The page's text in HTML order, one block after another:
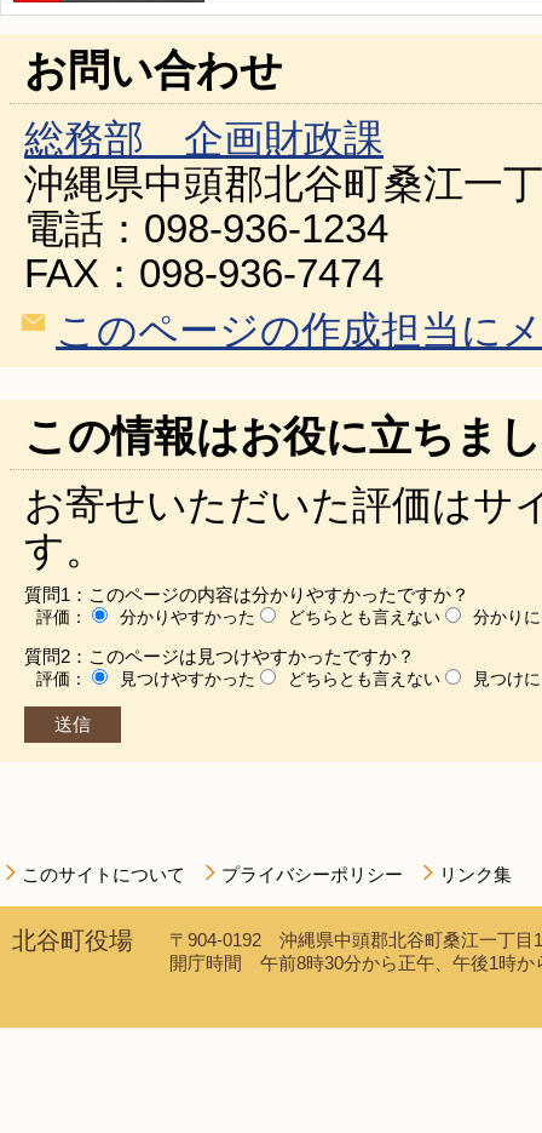
お問い合わせ
総務部 企画財政課
沖縄県中頭郡北谷町桑江一
電話：098-936-1234
FAX：098-936-7474
このページの作成担当に
この情報はお役に立ちま
お寄せいただいた評価はサ
す。
質問1：このページの内容は分かりやすかったですか？
評価： 分かりやすかった どちらとも言えない 分かり
質問2：このページは見つけやすかったですか？
評価： 見つけやすかった どちらとも言えない 見つけ
このサイトについて プライバシーポリシー リンク集
北谷町役場
〒904-0192 沖縄県中頭郡北谷町桑江一丁
開庁時間 午前8時30分から正午、午後1時か